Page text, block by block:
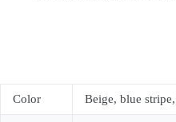
Color Beige, blue